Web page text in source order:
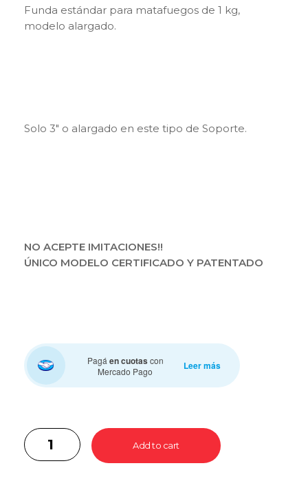
Funda estándar para matafuegos de 1 kg,
modelo alargado.
Solo 3″ o alargado en este tipo de Soporte.
NO ACEPTE IMITACIONES!!
ÚNICO MODELO CERTIFICADO Y PATENTADO
Pagáen cuotas con
Mercado Pago
Leer más
Add to cart